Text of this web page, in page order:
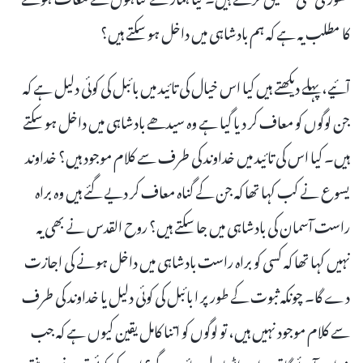
کا مطلب یہ ہے کہ ہم بادشاہی میں داخل ہو سکتے ہیں؟
آئیے، پہلے دیکھتے ہیں کیا اس خیال کی تائید میں بائبل کی کوئی دلیل ہے کہ
جن لوگوں کو معاف کر دیا گیا ہے وہ سیدھے بادشاہی میں داخل ہو سکتے
ہیں۔ کیا اس کی تائید میں خداوند کی طرف سے کلام موجود ہیں؟ خداوند
یسوع نے کب کہا تھا کہ جن کے گناہ معاف کر دیے گئے ہیں وہ براہ
راست آسمان کی بادشاہی میں جا سکتے ہیں؟ روح القدس نے بھی یہ
نہیں کہا تھا کہ کسی کو براہ راست بادشاہی میں داخل ہونے کی اجازت
دے گا۔ چونکہ ثبوت کے طور پر ا بائبل کی کوئی دلیل یا خداوند کی طرف
سے کلام موجود نہیں ہیں، تو لوگوں کو اتنا کامل یقین کیوں ہے کہ جب